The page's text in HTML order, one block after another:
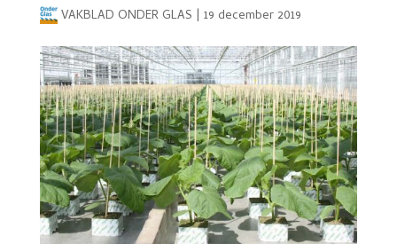
VAKBLAD ONDER GLAS | 19 december 2019